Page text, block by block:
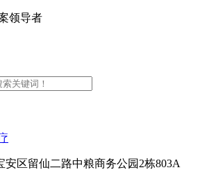
领导者
安区留仙二路中粮商务公园2栋803A